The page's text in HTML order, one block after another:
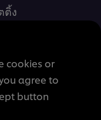
ติ้ง
cookies or
agree to
button